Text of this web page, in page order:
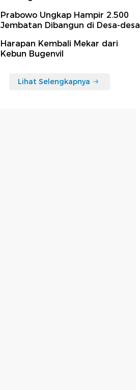
Prabowo Ungkap Hampir 2.500
Jembatan Dibangun di Desa-desa
Harapan Kembali Mekar dari
Kebun Bugenvil
Lihat Selengkapnya